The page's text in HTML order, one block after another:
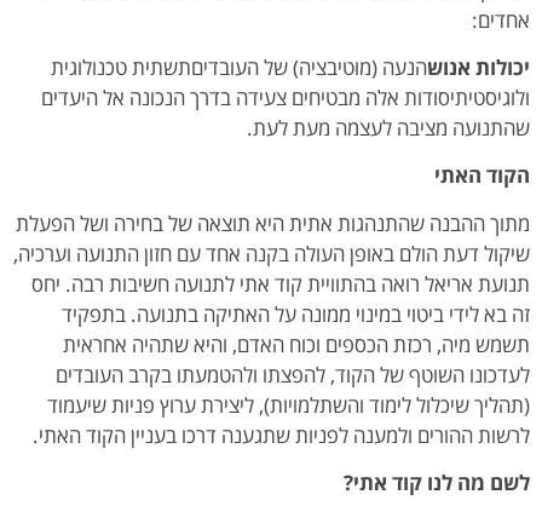
אחדים:
יכולות אנושהנעה (מוטיבציה) של העובדיםתשתית טכנולוגית
ולוגיסטיתיסודות אלה מבטיחים צעידה בדרך הנכונה אל היעדים
שהתנועה מציבה לעצמה מעת לעת.
הקוד האתי
מתוך ההבנה שהתנהגות אתית היא תוצאה של בחירה ושל הפעלת
שיקול דעת הולם באופן העולה בקנה אחד עם חזון התנועה וערכיה,
תנועת אריאל רואה בהתוויית קוד אתי לתנועה חשיבות רבה. יחס
זה בא לידי ביטוי במינוי ממונה על האתיקה בתנועה. בתפקיד
תשמש מיה, רכזת הכספים וכוח האדם, והיא שתהיה אחראית
לעדכונו השוטף של הקוד, להפצתו ולהטמעתו בקרב העובדים
(תהליך שיכלול לימוד והשתלמויות), ליצירת ערוץ פניות שיעמוד
לרשות ההורים ולמענה לפניות שתגענה דרכו בעניין הקוד האתי.
לשם מה לנו קוד אתי?